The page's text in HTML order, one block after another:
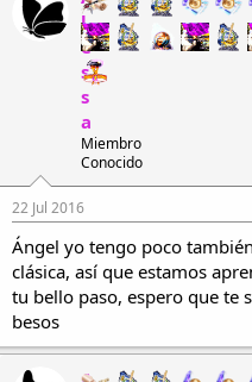
l
e
s
s
a
Miembro
Conocido
22 Jul 2016
Ángel yo tengo poco
clásica, así que estamos
tu bello paso, espero que te
besos